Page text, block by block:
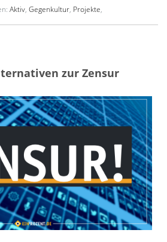
Aktiv, Gegenkultur, Projekte,
zur Zensur